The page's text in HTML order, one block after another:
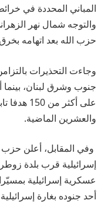
المباني المحددة في
والتوجه شمال نهر
حزب الله بعد اتهامه
وجاءت التحذيرات
جنوب وشرق لبنان، بينما
على أكثر
والعشرين الماضية.
وفي المقابل، أعلن
إسرائيلية قرب بلدة
عسكرية إسرائيلية
أحد جنوده بغارة